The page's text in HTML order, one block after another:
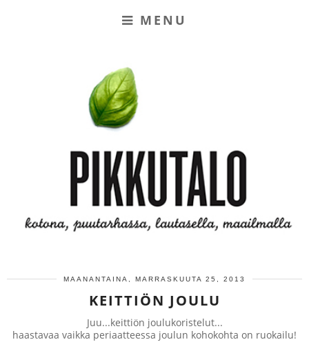
MENU
MAANANTAINA, MARRASKUUTA 25, 2013
KEITTIÖN JOULU
Juu...keittiön joulukoristelut...
haastavaa vaikka periaatteessa joulun kohokohta on ruokailu!